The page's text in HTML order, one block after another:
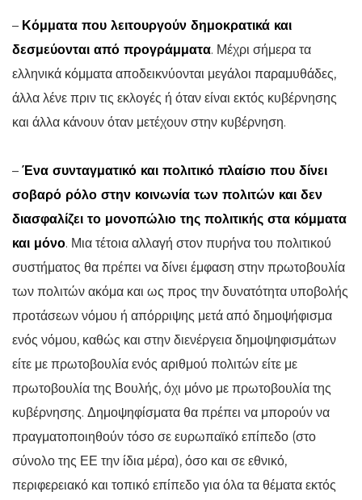
– Κόμματα που λειτουργούν δημοκρατικά και
δεσμεύονται από προγράμματα. Μέχρι σήμερα τα
ελληνικά κόμματα αποδεικνύονται μεγάλοι παραμυθάδες,
άλλα λένε πριν τις εκλογές ή όταν είναι εκτός κυβέρνησης
και άλλα κάνουν όταν μετέχουν στην κυβέρνηση.
– Ένα συνταγματικό και πολιτικό πλαίσιο που δίνει
σοβαρό ρόλο στην κοινωνία των πολιτών και δεν
διασφαλίζει το μονοπώλιο της πολιτικής στα κόμματα
και μόνο. Μια τέτοια αλλαγή στον πυρήνα του πολιτικού
συστήματος θα πρέπει να δίνει έμφαση στην πρωτοβουλία
των πολιτών ακόμα και ως προς την δυνατότητα υποβολής
προτάσεων νόμου ή απόρριψης μετά από δημοψήφισμα
ενός νόμου, καθώς και στην διενέργεια δημοψηφισμάτων
είτε με πρωτοβουλία ενός αριθμού πολιτών είτε με
πρωτοβουλία της Βουλής, όχι μόνο με πρωτοβουλία της
κυβέρνησης. Δημοψηφίσματα θα πρέπει να μπορούν να
πραγματοποιηθούν τόσο σε ευρωπαϊκό επίπεδο (στο
σύνολο της ΕΕ την ίδια μέρα), όσο και σε εθνικό,
περιφερειακό και τοπικό επίπεδο για όλα τα θέματα εκτός